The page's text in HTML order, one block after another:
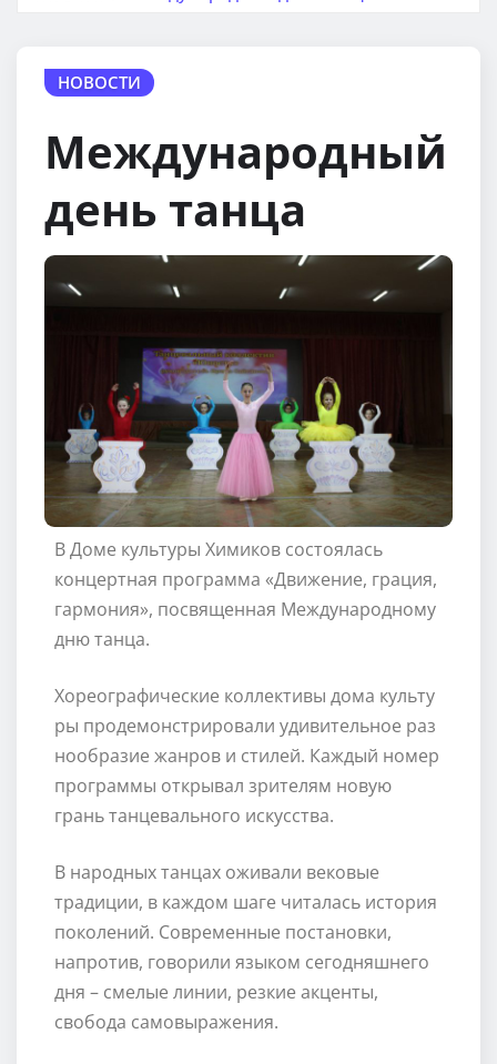
НОВОСТИ
Международный
день танца
В Доме культуры Химиков состоялась
концертная программа «Движение, грация,
гармония», посвященная Международному
дню танца.
Хореографические коллективы дома культу
ры продемонстрировали удивительное раз
нообразие жанров и стилей. Каждый номер
программы открывал зрителям новую
грань танцевального искусства.
В народных танцах оживали вековые
традиции, в каждом шаге читалась история
поколений. Современные постановки,
напротив, говорили языком сегодняшнего
дня – смелые линии, резкие акценты,
свобода самовыражения.